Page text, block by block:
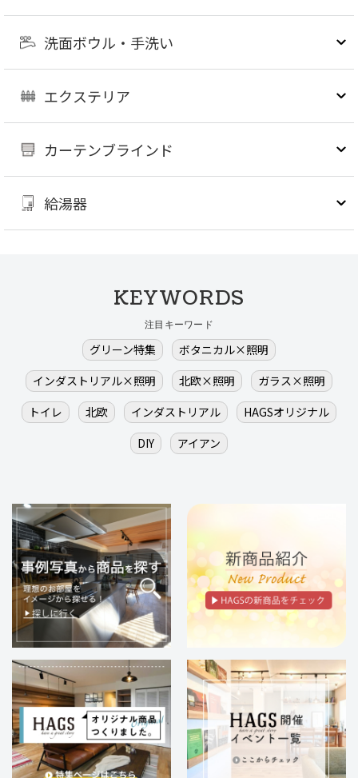
洗面ボウル・手洗い
エクステリア
カーテンブラインド
給湯器
KEYWORDS
注目キーワード
グリーン特集
ボタニカル×照明
インダストリアル×照明
北欧×照明
ガラス×照明
トイレ
北欧 インダストリアル
HAGSオリジナル
DIY
アイアン